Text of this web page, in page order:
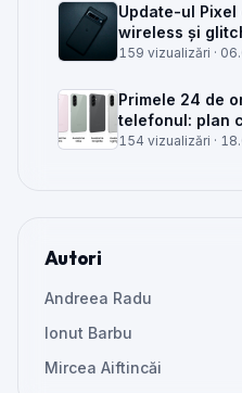
Update-ul
wireless și
din service
159 vizualizări ·
Primele 24 de
telefonul: plan
când mai merită
154 vizualizări ·
Autori
Andreea Radu
Ionut Barbu
Mircea Aiftincăi